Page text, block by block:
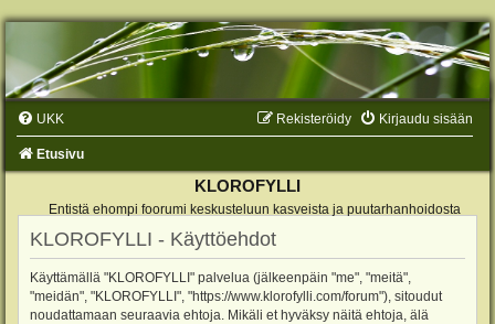
UKK Kirjaudu sisään
Rekisteröidy
Etusivu
KLOROFYLLI
Entistä ehompi foorumi keskusteluun kasveista ja puutarhanhoidosta
KLOROFYLLI - Käyttöehdot
Käyttämällä "KLOROFYLLI" palvelua (jälkeenpäin "me", "meitä",
"meidän", "KLOROFYLLI", "https://www.klorofylli.com/forum"), sitoudut
noudattamaan seuraavia ehtoja. Mikäli et hyväksy näitä ehtoja, älä